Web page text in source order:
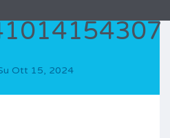
Ott 15, 2024